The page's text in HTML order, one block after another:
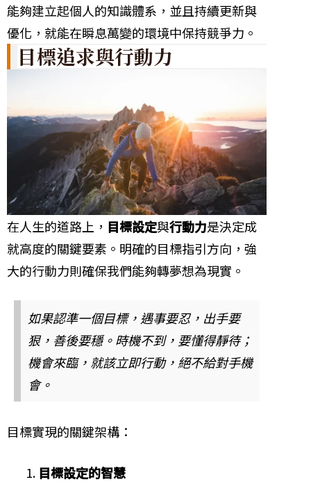
能夠建立起個人的知識體系，並且持續更新與
優化，就能在瞬息萬變的環境中保持競爭力。
目標追求與行動力
在人生的道路上， 目標設定與行動力是決定成
就高度的關鍵要素。明確的目標指引方向，強
大的行動力則確保我們能夠轉夢想為現實。
如果認準一個目標，遇事要忍，出手要
狠，善後要穩。時機不到，要懂得靜待；
機會來臨，就該立即行動，絕不給對手機
會。
目標實現的關鍵架構：
目標設定的智慧